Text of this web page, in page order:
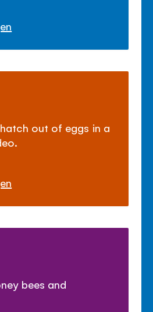
out of eggs in a
bees and